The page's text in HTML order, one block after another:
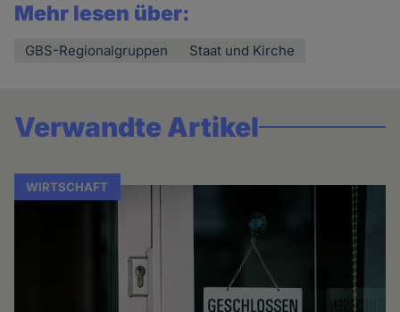
Mehr lesen über:
GBS-Regionalgruppen Staat und Kirche
Verwandte Artikel
WIRTSCHAFT